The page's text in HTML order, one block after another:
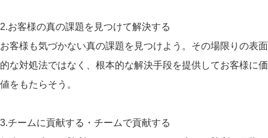
2.お客様の真の課題を見つけて解決する
お客様も気づかない真の課題を見つけよう。その場限りの表面
的な対処法ではなく、根本的な解決手段を提供してお客様に価
値をもたらそう。
3.チームに貢献する・チームで貢献する